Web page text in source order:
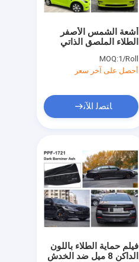
أشعة الشمس الأصفر
الطلاء الملصق الذاتي
لف
MOQ:1/Roll
أحصل على آخر سعر
ﺎﺘﺼﻟ ﺍﻶﻧ
فيلم حماية الطلاء باللون
الداكن 8 ميل ضد الخدش